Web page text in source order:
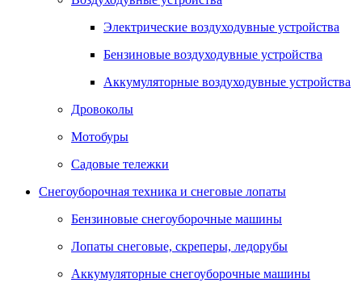
Электрические воздуходувные устройства
Бензиновые воздуходувные устройства
Аккумуляторные воздуходувные устройства
Дровоколы
Мотобуры
Садовые тележки
Снегоуборочная техника и снеговые лопаты
Бензиновые снегоуборочные машины
Лопаты снеговые, скреперы, ледорубы
Аккумуляторные снегоуборочные машины